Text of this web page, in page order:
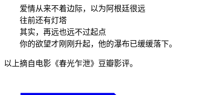
爱情从来不着边际，以为阿根廷很远
往前还有灯塔
其实，再远也远不过起点
你的欲望才刚刚升起，他的瀑布已缓缓落下。
以上摘自电影《春光乍泄》豆瓣影评。